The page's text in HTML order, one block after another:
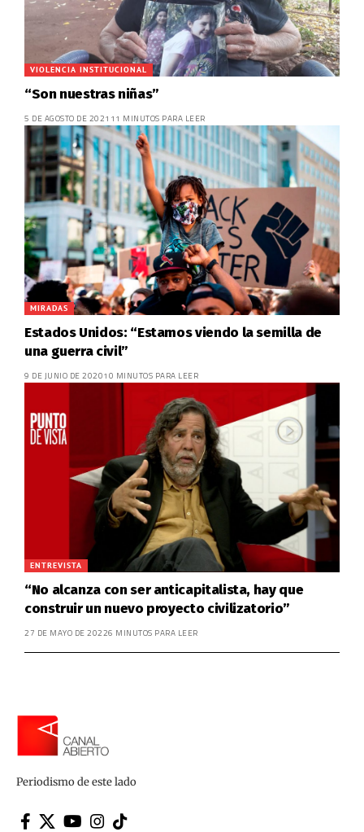
VIOLENCIA INSTITUCIONAL
“Son nuestras niñas”
5 DE AGOSTO DE 2021 11 MINUTOS PARA LEER
MIRADAS
Estados Unidos: “Estamos viendo la semilla de
una guerra civil”
9 DE JUNIO DE 202010 MINUTOS PARA LEER
ENTREVISTA
“No alcanza con ser anticapitalista, hay que
construir un nuevo proyecto civilizatorio”
27 DE MAYO DE 20226 MINUTOS PARA LEER
Periodismo de este lado